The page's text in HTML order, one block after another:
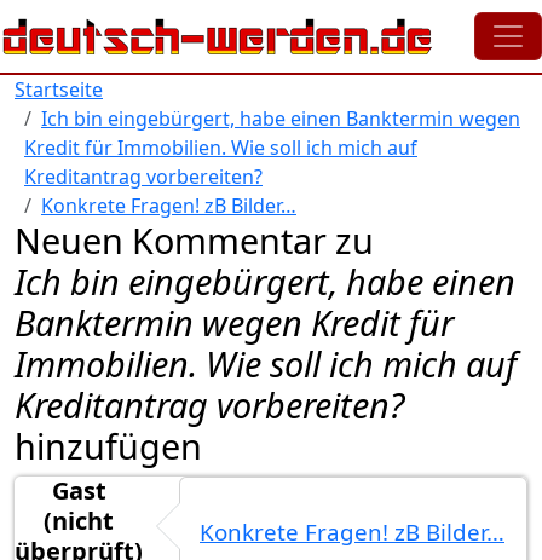
Direkt zum Inhalt
Startseite
Ich bin eingebürgert, habe einen Banktermin wegen
Kredit für Immobilien. Wie soll ich mich auf
Kreditantrag vorbereiten?
Konkrete Fragen! zB Bilder…
Neuen Kommentar zu
Ich bin eingebürgert, habe einen
Banktermin wegen Kredit für
Immobilien. Wie soll ich mich auf
Kreditantrag vorbereiten?
hinzufügen
Gast
(nicht
überprüft)
Konkrete Fragen! zB Bilder…